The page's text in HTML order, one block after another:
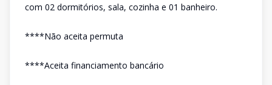
com 02 dormitórios, sala, cozinha e 01 banheiro.
****Não aceita permuta
****Aceita financiamento bancário